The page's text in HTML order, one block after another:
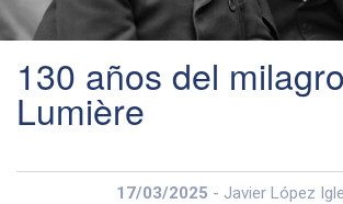
130 años del milagro
Lumière
17/03/2025 - Javier López